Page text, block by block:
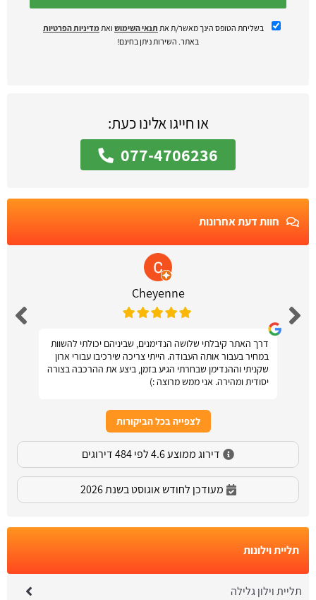
בשליחת הטופס הינך מאשר/ת את תנאי השימוש ואתמדיניות הפרטיות
באתר. השירות ניתן בחינם!
או חייגו אלינו כעת:
077-4706236
חוות דעת אחרונות
Cheyenne
דרך האתר קיבלתי שלושה הנדימנים, שביניהם יכולתי להשוות
במחיר בעבור אותה העבודה. הייתי צריכה שירכיבו עבורי ארון
שקניתי וההנדימן שבחרתי הגיע בזמן, ביצע את ההרכבה בצורה
יסודית ומהירה. אני ממש מרוצה :)
לצפייה בכל הביקורות
דירוג ממוצע 4.6 לפי 484 דירוגים
מעודכן לחודש אוגוסט בשנת 2026
תליית וילונות
תליית וילון גלילה